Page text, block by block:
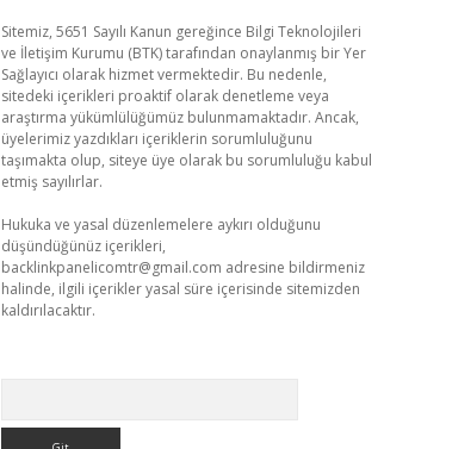
Sitemiz, 5651 Sayılı Kanun gereğince Bilgi Teknolojileri
ve İletişim Kurumu (BTK) tarafından onaylanmış bir Yer
Sağlayıcı olarak hizmet vermektedir. Bu nedenle,
sitedeki içerikleri proaktif olarak denetleme veya
araştırma yükümlülüğümüz bulunmamaktadır. Ancak,
üyelerimiz yazdıkları içeriklerin sorumluluğunu
taşımakta olup, siteye üye olarak bu sorumluluğu kabul
etmiş sayılırlar.
Hukuka ve yasal düzenlemelere aykırı olduğunu
düşündüğünüz içerikleri,
backlinkpanelicomtr@gmail.com adresine bildirmeniz
halinde, ilgili içerikler yasal süre içerisinde sitemizden
kaldırılacaktır.